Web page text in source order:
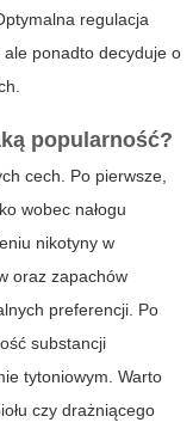
regulacja
ale ponadto decyduje o
popularność?
cech. Po pierwsze,
wobec nałogu
nikotyny w
oraz zapachów
preferencji. Po
substancji
tytoniowym. Warto
czy drażniącego